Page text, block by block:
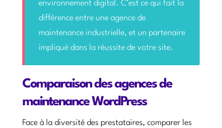
environnement digital. C’est ce qui fait la
différence entre une agence de
maintenance industrielle, et un partenaire
impliqué dans la réussite de votre site.
Comparaison des agences de
maintenance WordPress
Face à la diversité des prestataires, comparer les